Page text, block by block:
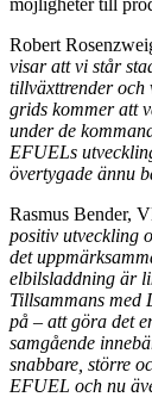
Robert
visar att vi står
tillväxttrender och
grids kommer att
under de
EFUELs
övertygade ännu
Rasmus Bender,
positiv utveckling
det
elbilsladdning är
Tillsammans med
på – att göra det
samgående
snabbare, större
EFUEL och nu